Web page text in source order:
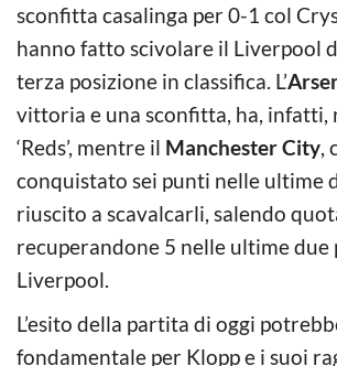
sconfitta casalinga per 0-1 col
hanno fatto scivolare il Liverpool
terza posizione in classifica. L’
vittoria e una sconfitta, ha, infatti,
‘Reds’, mentre il Manchester City,
conquistato sei punti nelle ultime
riuscito a scavalcarli, salendo
recuperandone 5 nelle ultime due
Liverpool.
L’esito della partita di oggi
fondamentale per Klopp e i suoi